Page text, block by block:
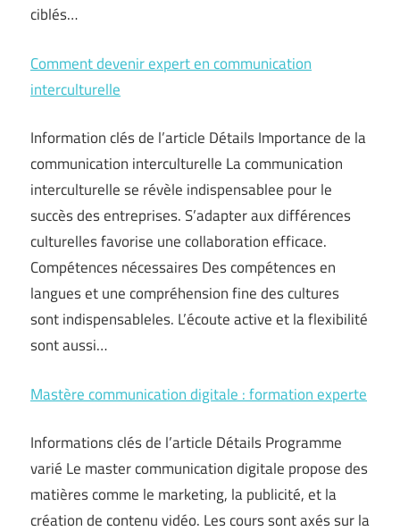
ciblés…
Comment devenir expert en communication
interculturelle
Information clés de l’article Détails Importance de la
communication interculturelle La communication
interculturelle se révèle indispensablee pour le
succès des entreprises. S’adapter aux différences
culturelles favorise une collaboration efficace.
Compétences nécessaires Des compétences en
langues et une compréhension fine des cultures
sont indispensableles. L’écoute active et la flexibilité
sont aussi…
Mastère communication digitale : formation experte
Informations clés de l’article Détails Programme
varié Le master communication digitale propose des
matières comme le marketing, la publicité, et la
création de contenu vidéo. Les cours sont axés sur la